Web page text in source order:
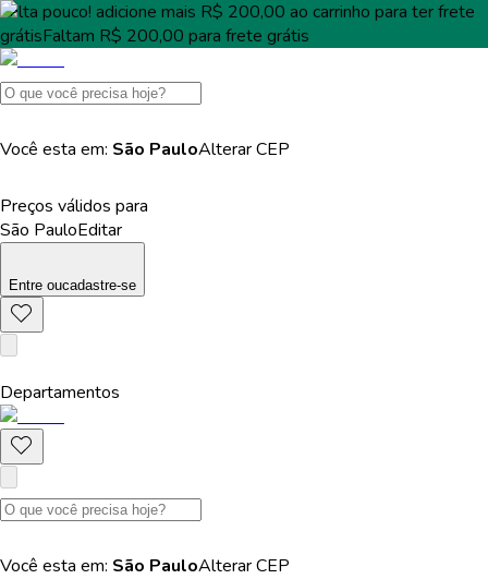
Falta pouco! adicione mais R$ 200,00 ao carrinho para terfrete
grátisFaltam R$ 200,00 para frete grátis
Você esta em: São PauloAlterarCEP
Preços válidos para
São PauloEditar
Entre oucadastre-se
Departamentos
Você esta em: São PauloAlterarCEP